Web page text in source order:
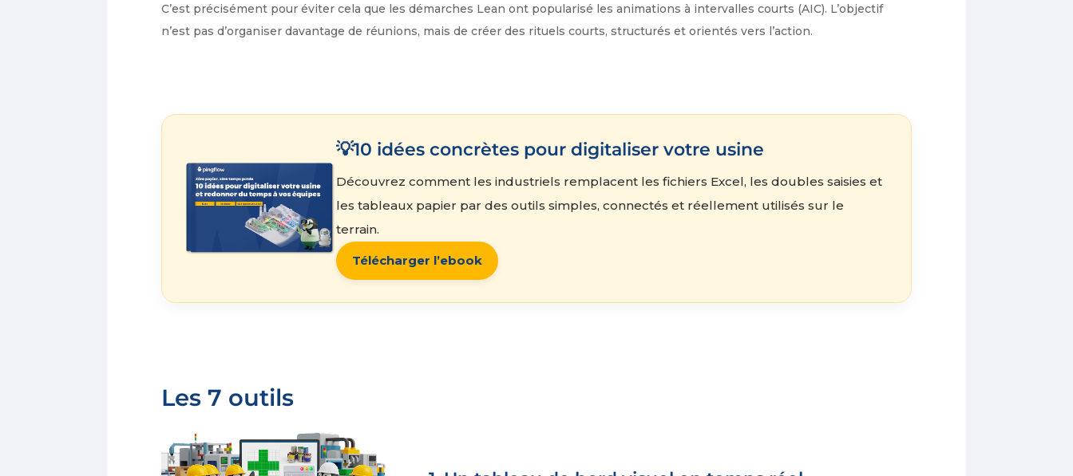
C’est précisément pour éviter cela que les démarches Lean ont popularisé les animations à intervalles courts (AIC). L’objectif
n’est pas d’organiser davantage de réunions, mais de créer des rituels courts, structurés et orientés vers l’action.
💡10 idées concrètes pour digitaliser votre usine
Découvrez comment les industriels remplacent les fichiers Excel, les doubles saisies et
les tableaux papier par des outils simples, connectés et réellement utilisés sur le
terrain.
Télécharger l’ebook
Les 7 outils